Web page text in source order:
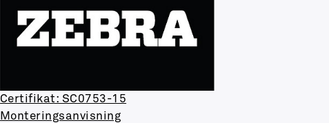
Certifikat: SC0753-15
Monteringsanvisning